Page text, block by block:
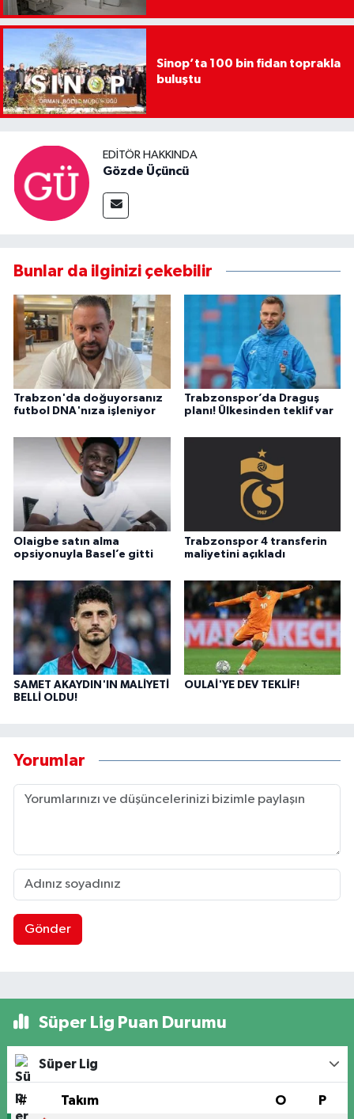
Sinop’ta 100 bin fidan toprakla
buluştu
EDITÖR HAKKINDA
Gözde Üçüncü
Bunlar da ilginizi çekebilir
Trabzon'da doğuyorsanız
futbol DNA'nıza işleniyor
Trabzonspor’da Draguş
planı! Ülkesinden teklif var
Olaigbe satın alma
opsiyonuyla Basel’e gitti
Trabzonspor 4 transferin
maliyetini açıkladı
SAMET AKAYDIN'IN MALİYETİ
BELLİ OLDU!
OULAİ'YE DEV TEKLİF!
Yorumlar
Gönder
Süper Lig Puan Durumu
Süper Lig
# Takım O P